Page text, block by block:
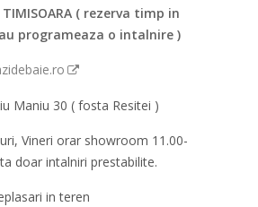
TIMISOARA ( rezerva timp in
programeaza o intalnire )
Maniu 30 ( fosta Resitei )
Vineri orar showroom 11.00-
doar intalniri prestabilite.
in teren